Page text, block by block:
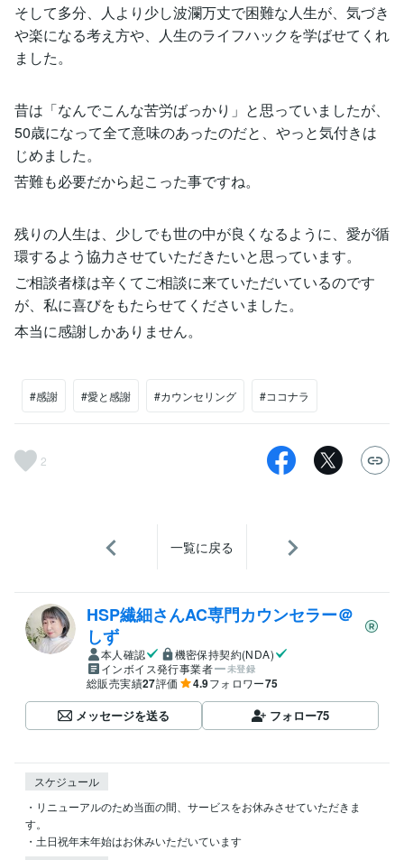
そして多分、人より少し波瀾万丈で困難な人生が、気づき
や楽になる考え方や、人生のライフハックを学ばせてくれ
ました。
昔は「なんでこんな苦労ばっかり」と思っていましたが、
50歳になって全て意味のあったのだと、やっと気付きは
じめました。
苦難も必要だから起こった事ですね。
残りの人生は、少しでも世の中が良くなるように、愛が循
環するよう協力させていただきたいと思っています。
ご相談者様は辛くてご相談に来ていただいているのです
が、私に喜びをもたらせてくださいました。
本当に感謝しかありません。
#感謝 #愛と感謝 #カウンセリング #ココナラ
2
一覧に戻る
HSP繊細さんAC専門カウンセラー＠
しず
本人確認
機密保持契約(NDA)
インボイス発行事業者
未登録
総販売実績27評価 4.9フォロワー75
メッセージを送る フォロー75
スケジュール
・リニューアルのため当面の間、サービスをお休みさせていただきま
す。
・土日祝年末年始はお休みいただいています